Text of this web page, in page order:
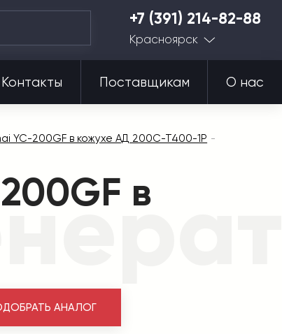
+7 (391) 214-82-88
Красноярск
Контакты Поставщикам О нас
YC-200GF в кожухе АД 200С-Т400-1Р
в
АНАЛОГ